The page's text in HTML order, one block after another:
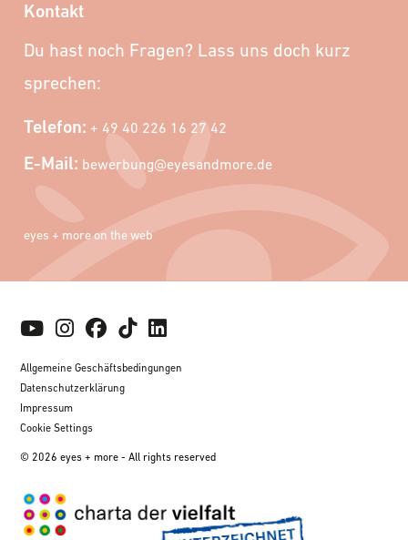
Kontakt
Du hast noch Fragen? Lass uns doch kurz
sprechen:
Telefon: + 49 40 226 16 27 42
E-Mail: bewerbung@eyesandmore.de
eyes + more on the web
Allgemeine Geschäftsbedingungen
Datenschutzerklärung
Impressum
Cookie Settings
© 2026 eyes + more - All rights reserved